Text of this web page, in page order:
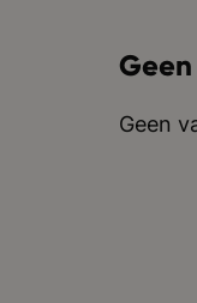
Geen